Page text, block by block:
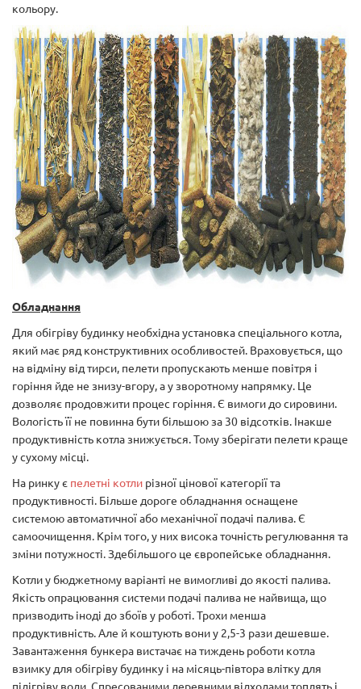
кольору.
Обладнання
Для обігріву будинку необхідна установка спеціального котла,
який має ряд конструктивних особливостей. Враховується, що
на відміну від тирси, пелети пропускають менше повітря і
горіння йде не знизу-вгору, а у зворотному напрямку. Це
дозволяє продовжити процес горіння. Є вимоги до сировини.
Вологість її не повинна бути більшою за 30 відсотків. Інакше
продуктивність котла знижується. Тому зберігати пелети краще
у сухому місці.
На ринку є пелетні котли різної цінової категорії та
продуктивності. Більше дороге обладнання оснащене
системою автоматичної або механічної подачі палива. Є
самоочищення. Крім того, у них висока точність регулювання та
зміни потужності. Здебільшого це європейське обладнання.
Котли у бюджетному варіанті не вимогливі до якості палива.
Якість опрацювання системи подачі палива не найвища, що
призводить іноді до збоїв у роботі. Трохи менша
продуктивність. Але й коштують вони у 2,5-3 рази дешевше.
Завантаження бункера вистачає на тиждень роботи котла
взимку для обігріву будинку і на місяць-півтора влітку для
підігріву води. Спресованими деревними відходами топлять і